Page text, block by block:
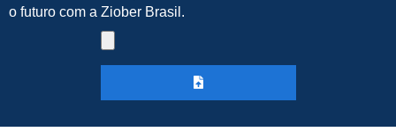
o futuro com a Ziober Brasil.